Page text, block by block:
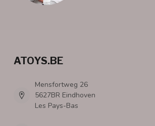
ATOYS.BE
Mensfortweg 26
5627BR Eindhoven
Les Pays-Bas